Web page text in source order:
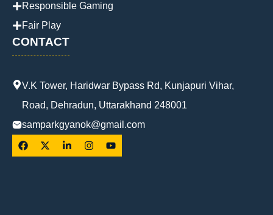
Responsible Gaming
Fair Play
CONTACT
V.K Tower, Haridwar Bypass Rd, Kunjapuri Vihar,
Road, Dehradun, Uttarakhand 248001
samparkgyanok@gmail.com